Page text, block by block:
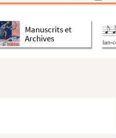
Manuscrits et
Archives